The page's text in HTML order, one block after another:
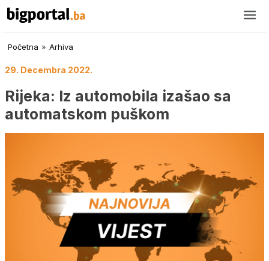
Početna » Arhiva
29. Decembra 2022.
Rijeka: Iz automobila izašao sa
automatskom puškom